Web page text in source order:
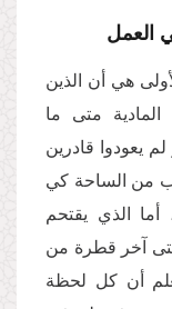
العمل
هي أن الذين
متى ما
يعودوا قادرين
من الساحة كي
أما الذي يقتحم
حتى آخر قطرة من
أن كل لحظة